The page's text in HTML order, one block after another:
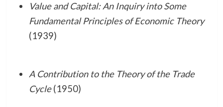
Value and Capital: An Inquiry into Some
Fundamental Principles of Economic Theory
(1939)
A Contribution to the Theory of the Trade
Cycle(1950)